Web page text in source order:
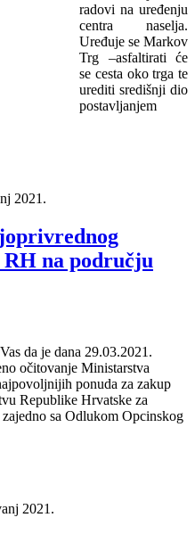
radovi na uređenju
centra naselja.
Uređuje se Markov
Trg –asfaltirati će
se cesta oko trga te
urediti središnji dio
postavljanjem
2021.
na području
da je dana 29.03.2021.
očitovanje Ministarstva
ponuda za zakup
Republike Hrvatske za
sa Odlukom Opcinskog
2021.